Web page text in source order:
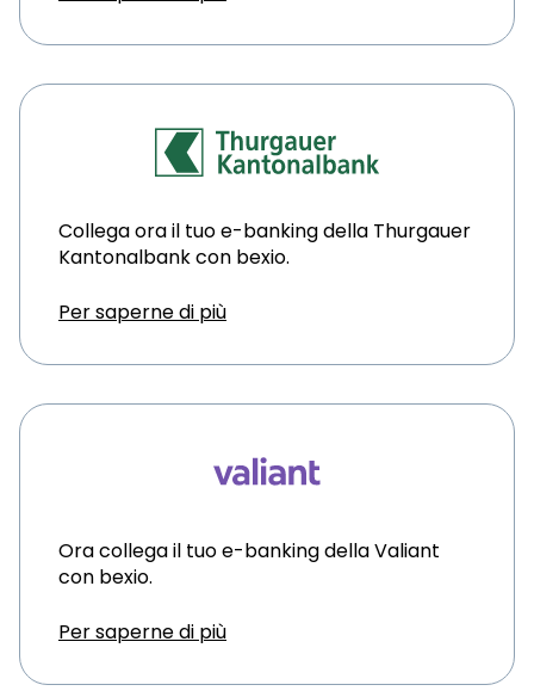
Collega ora il tuo e-banking della Thurgauer
Kantonalbank con bexio.
Per saperne di più
Ora collega il tuo e-banking della Valiant
con bexio.
Per saperne di più